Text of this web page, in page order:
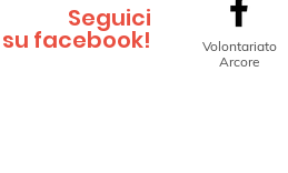
Seguici
su facebook!
Volontariato
Arcore